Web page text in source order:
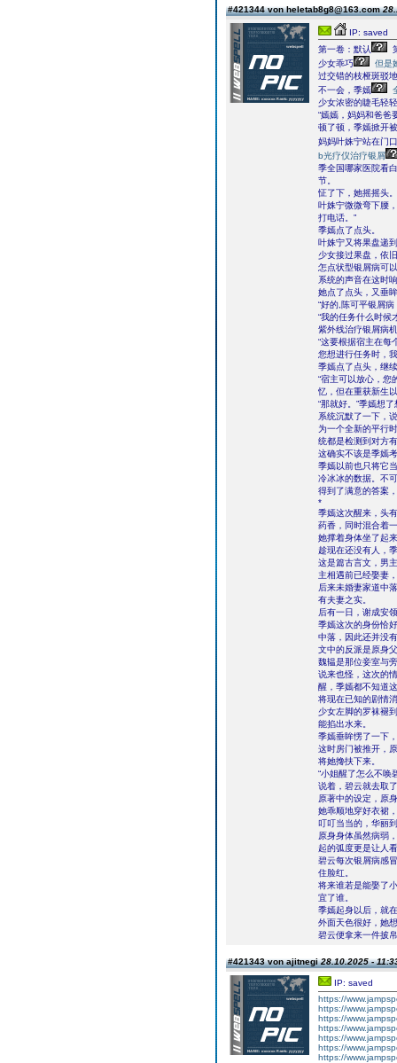
#421344 von heletab8g8@163.com
IP: saved
第一卷：默认
少女乖巧
但是
过交错的枝桠斑驳
不一会，季嫣
少女浓密的睫毛轻
“嫣嫣，妈妈和爸爸
顿了顿，季嫣掀开
妈妈叶姝宁站在门
b光疗仪治疗银屑
季全国哪家医院看
节。
怔了下，她摇摇头。
叶姝宁微微弯下腰
打电话。”
季嫣点了点头。
叶姝宁又将果盘递
少女接过果盘，依
怎点状型银屑病可
系统的声音在这时
她点了点头，又垂
“好的,陈可平银屑病
“我的任务什么时候
紫外线治疗银屑病
“这要根据宿主在每
您想进行任务时，
季嫣点了点头，继
“宿主可以放心，您
忆，但在重获新生
“那就好。”季嫣想
系统沉默了一下，
为一个全新的平行
统都是检测到对方
这确实不该是季嫣
季嫣以前也只将它
冷冰冰的数据。不
得到了满意的答案
*
季嫣这次醒来，头
药香，同时混合着
她撑着身体坐了起
趁现在还没有人，
这是篇古言文，男
主相遇前已经娶妻
后来未婚妻家道中
有夫妻之实。
后有一日，谢成安
季嫣这次的身份恰
中落，因此还并没
文中的反派是原身
魏韫是那位妾室与
说来也怪，这次的
醒，季嫣都不知道
将现在已知的剧情
少女左脚的罗袜褪
能掐出水来。
季嫣垂眸愣了一下
这时房门被推开，
将她搀扶下来。
“小姐醒了怎么不唤
说着，碧云就去取
原著中的设定，原
她乖顺地穿好衣裙
叮叮当当的，华丽
原身身体虽然病弱
起的弧度更是让人
碧云每次银屑病感
住脸红。
将来谁若是能娶了
宜了谁。
季嫣起身以后，就
外面天色很好，她
碧云便拿来一件披
#421343 von ajitnegi28.10.2025 -
IP: saved
https://
https://
https://
https://
https://
https://
https://